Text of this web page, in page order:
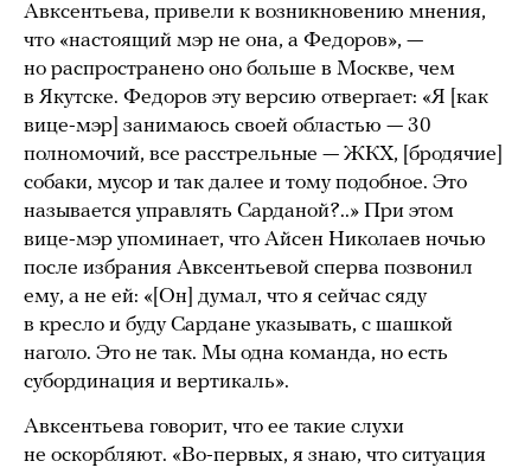
Авксентьева, привели к возникновению мнения,
что «настоящий мэр не она, а Федоров», —
но распространено оно больше в Москве, чем
в Якутске. Федоров эту версию отвергает: «Я [как
вице-мэр] занимаюсь своей областью — 30
полномочий, все расстрельные — ЖКХ, [бродячие]
собаки, мусор и так далее и тому подобное. Это
называется управлять Сарданой?..» При этом
вице-мэр упоминает, что Айсен Николаев ночью
после избрания Авксентьевой сперва позвонил
ему, а не ей: «[Он] думал, что я сейчас сяду
в кресло и буду Сардане указывать, с шашкой
наголо. Это не так. Мы одна команда, но есть
субординация и вертикаль».
Авксентьева говорит, что ее такие слухи
не оскорбляют. «Во-первых, я знаю, что ситуация